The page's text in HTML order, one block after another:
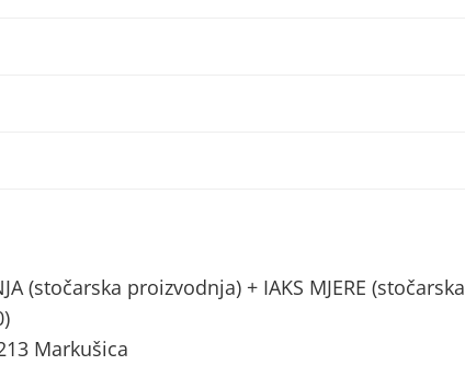
(stočarska proizvodnja) + IAKS MJERE (stočarska
Markušica